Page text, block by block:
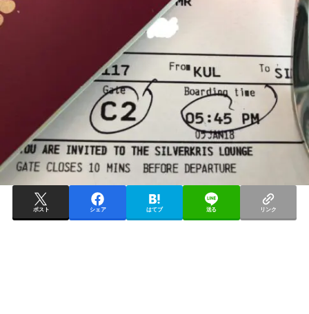
ポスト シェア はてブ 送る リンク